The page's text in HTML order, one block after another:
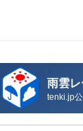
雨雲レ
tenki.jp